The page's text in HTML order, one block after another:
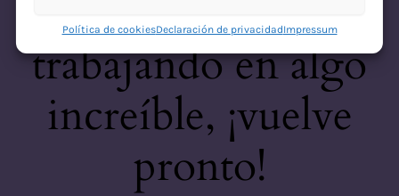
Política de cookiesDeclaración de privacidadImpressum
desastre! Estamos
trabajando en algo
increíble, ¡vuelve
pronto!